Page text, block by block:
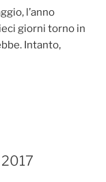
l’anno
giorni torno in
Intanto,